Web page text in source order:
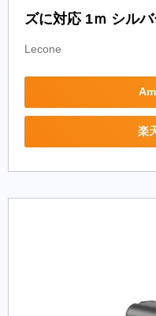
ズに対応 1ｍ シル
Lecone
楽